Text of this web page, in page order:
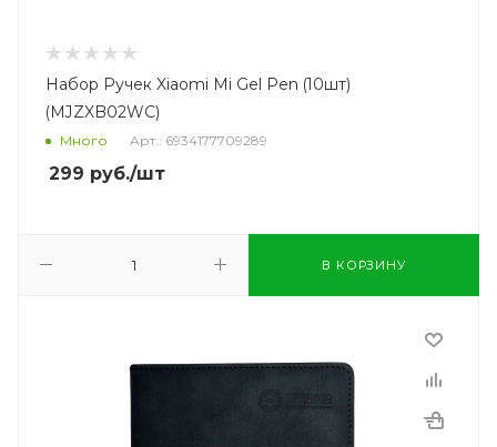
Набор Ручек Xiaomi Mi Gel Pen (10шт)
(MJZXB02WC)
Много Арт.: 6934177709289
299 руб./шт
В КОРЗИНУ